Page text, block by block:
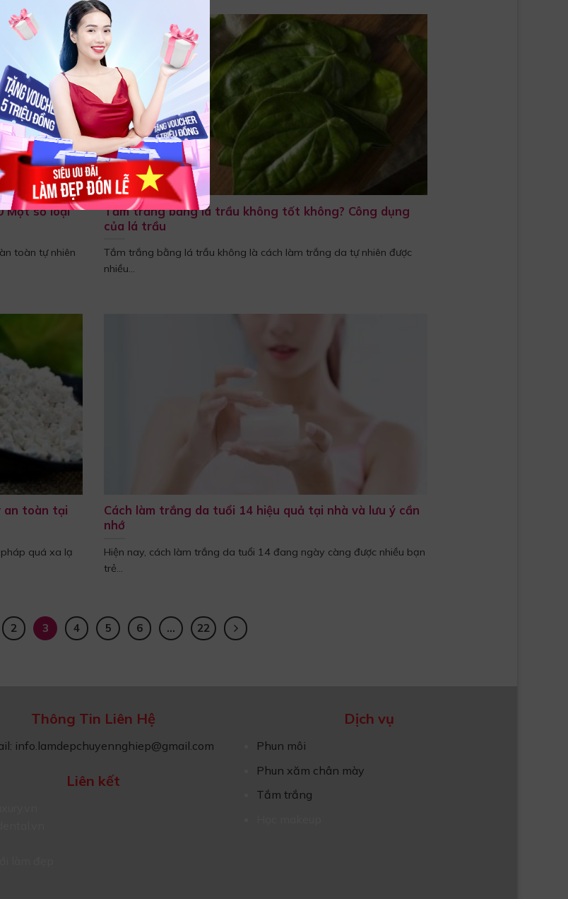
Một số loại
toàn tự nhiên
Tắm trắng bằng lá trầu không tốt không? Công dụng
của lá trầu
Tắm trắng bằng lá trầu không là cách làm trắng da tự nhiên được
nhiều...
an toàn tại
quá xa lạ
Cách làm trắng da tuổi 14 hiệu quả tại nhà và lưu ý cần
nhớ
Hiện nay, cách làm trắng da tuổi 14 đang ngày càng được nhiều bạn
trẻ...
2 3 4 5 6 … 22
Thông Tin Liên Hệ
info.lamdepchuyennghiep@gmail.com
Liên kết
Dịch vụ
Phun môi
Phun xăm chân mày
Tắm trắng